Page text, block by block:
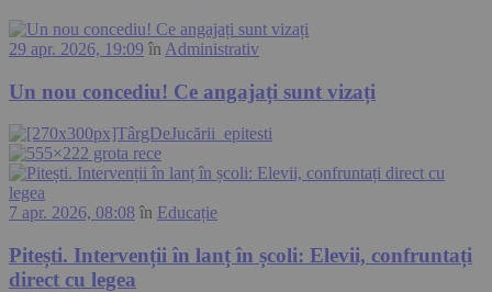
29 apr. 2026, 19:09 în Administrativ
Un nou concediu! Ce angajați sunt vizați
7 apr. 2026, 08:08 în Educație
Pitești. Intervenții în lanț în școli: Elevii, confruntați
direct cu legea